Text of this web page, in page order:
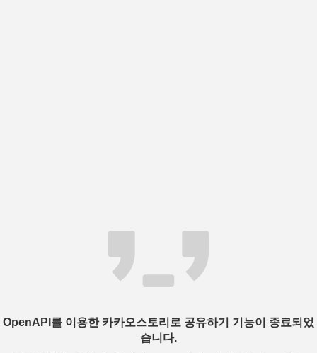
OpenAPI를 이용한 카카오스토리로 공유하기 기능이 종료되었
습니다.